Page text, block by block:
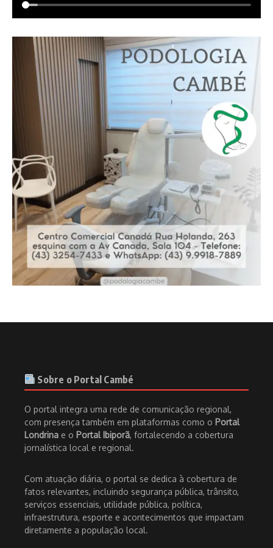
Sobre o Portal Cambé
O portal integra uma rede de comunicação regional,
com presença também em plataformas como o Portal
Londrina e o Portal Ibiporã, fortalecendo a cobertura
jornalística local e regional.
Com atuação diária, o portal se dedica à cobertura de
fatos relevantes, incluindo segurança pública, trânsito,
serviços essenciais, utilidade pública, política,
infraestrutura, esporte e acontecimentos que impactam
diretamente a população local.